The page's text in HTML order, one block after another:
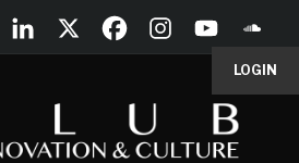
LOGIN